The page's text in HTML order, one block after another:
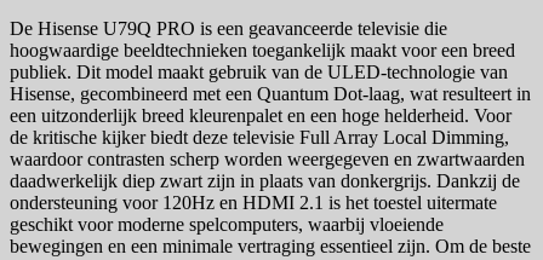
De Hisense U79Q PRO is een geavanceerde televisie die
hoogwaardige beeldtechnieken toegankelijk maakt voor een breed
publiek. Dit model maakt gebruik van de ULED-technologie van
Hisense, gecombineerd met een Quantum Dot-laag, wat resulteert in
een uitzonderlijk breed kleurenpalet en een hoge helderheid. Voor
de kritische kijker biedt deze televisie Full Array Local Dimming,
waardoor contrasten scherp worden weergegeven en zwartwaarden
daadwerkelijk diep zwart zijn in plaats van donkergrijs. Dankzij de
ondersteuning voor 120Hz en HDMI 2.1 is het toestel uitermate
geschikt voor moderne spelcomputers, waarbij vloeiende
bewegingen en een minimale vertraging essentieel zijn. Om de beste